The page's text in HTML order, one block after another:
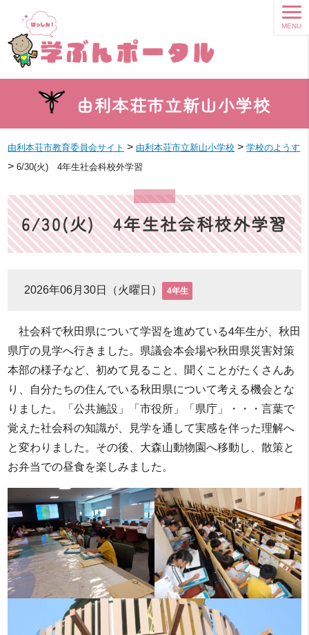
由利本荘市立新山小学校
MENU
由利本荘市教育委員会サイト > 由利本荘市立新山小学校 >学校のようす
>6/30(火) 4年生社会科校外学習
6/30(火) 4年生社会科校外学習
2026年06月30日（火曜日） 4年生
社会科で秋田県について学習を進めている4年生が、秋田
県庁の見学へ行きました。県議会本会場や秋田県災害対策
本部の様子など、初めて見ること、聞くことがたくさんあ
り、自分たちの住んでいる秋田県について考える機会とな
りました。「公共施設」「市役所」「県庁」・・・言葉で
覚えた社会科の知識が、見学を通して実感を伴った理解へ
と変わりました。その後、大森山動物園へ移動し、散策と
お弁当での昼食を楽しみました。